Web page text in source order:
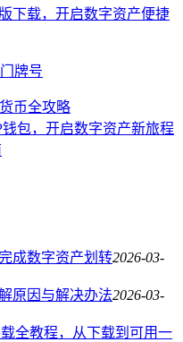
下载，开启数字资产便捷
牌号
币全攻略
包，开启数字资产新旅程
成数字资产划转2026-03-
原因与解决办法2026-03-
全教程，从下载到可用一